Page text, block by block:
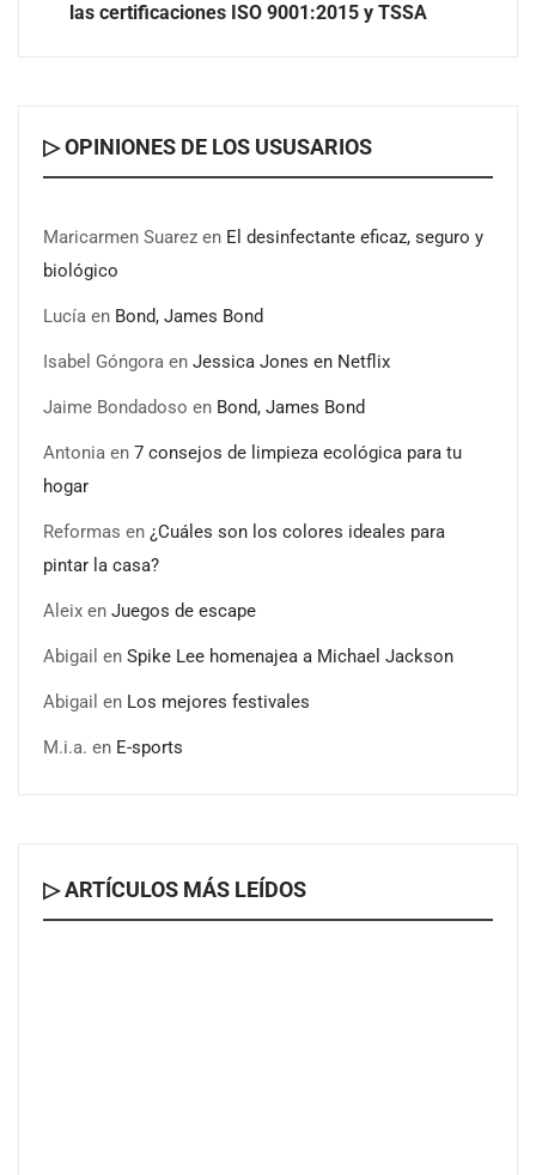
Solutions: correas acanaladas para accionamientos
COSITAL valora positivamente el nuevo modelo de
colaboración para reforzar la capacidad técnica de los
ayuntamientos
Última llamada: los destinos con las mayores caídas de
precios para este agosto, según KAYAK
las certificaciones ISO 9001:2015 y TSSA
▷ OPINIONES DE LOS USUSARIOS
Maricarmen Suarez en El desinfectante eficaz, seguro y
biológico
Lucía en Bond, James Bond
Isabel Góngora en Jessica Jones en Netflix
Jaime Bondadoso en Bond, James Bond
Antonia en 7 consejos de limpieza ecológica para tu
hogar
Reformas en ¿Cuáles son los colores ideales para
pintar la casa?
Aleix en Juegos de escape
Abigail en Spike Lee homenajea a Michael Jackson
Abigail en Los mejores festivales
M.i.a. en E-sports
▷ ARTÍCULOS MÁS LEÍDOS